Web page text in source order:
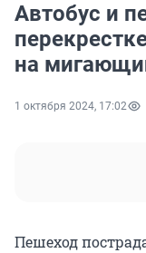
Автобус и
на
1 октября 2024, 17:02
Пешеход